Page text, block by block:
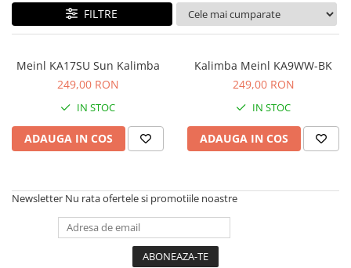
Amplificatoare Audio
Boxe Audio
Mixere audio
Monitorizare In-Ear
Pickup-uri, platane & accesorii
Playere si Recordere
Procesoare si efecte
Stabilizatoare de tensiune UPS si
Unelte Audio
FILTRE
Meinl KA17SU Sun Kalimba
249,00 RON
IN STOC
ADAUGA IN COS
Kalimba Meinl KA9WW-BK
249,00 RON
IN STOC
ADAUGA IN COS
Newsletter Nu rata ofertele si promotiile noastre